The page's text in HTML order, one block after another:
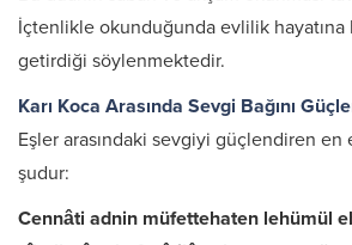
İçtenlikle okunduğunda evlilik
getirdiği söylenmektedir.
Karı Koca Arasında Sevgi Bağını
Eşler arasındaki sevgiyi güçlendiren
şudur:
Cennâti adnin müfettehaten lehümül